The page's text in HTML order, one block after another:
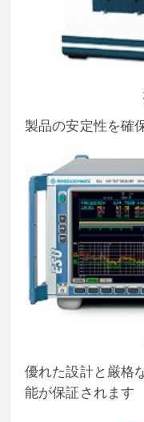
製品の安定性を確
優れた設計と厳格
能が保証されます